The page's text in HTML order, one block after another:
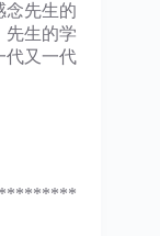
念先生的
先生的学
代又一代